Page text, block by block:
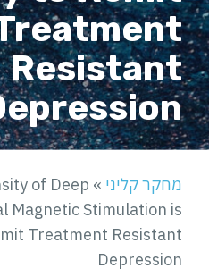
Resistant
מחקר קליני »
of Deep
Magnetic Stimulation is
Treatment Resistant
Depression